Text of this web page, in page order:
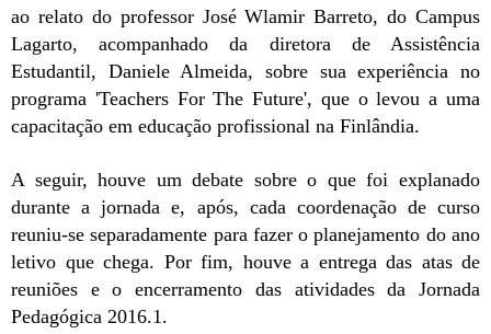
ao relato do professor José Wlamir Barreto, do Campus
Lagarto, acompanhado da diretora de Assistência
Estudantil, Daniele Almeida, sobre sua experiência no
programa 'Teachers For The Future', que o levou a uma
capacitação em educação profissional na Finlândia.
A seguir, houve um debate sobre o que foi explanado
durante a jornada e, após, cada coordenação de curso
reuniu-se separadamente para fazer o planejamento do ano
letivo que chega. Por fim, houve a entrega das atas de
reuniões e o encerramento das atividades da Jornada
Pedagógica 2016.1.